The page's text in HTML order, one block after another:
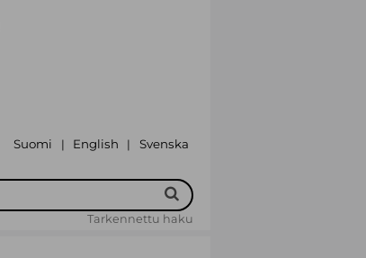
Suomi | English | Svenska
Tarkennettu haku